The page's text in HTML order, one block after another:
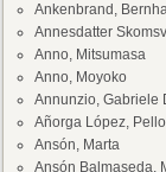
Ankenbrand,
Annesdatter
Anno, Mitsumasa
Anno, Moyoko
Annunzio, Gabriele
Añorga López, Pello
Ansón, Marta
Ansón Balmaseda,